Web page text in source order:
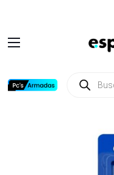
productos